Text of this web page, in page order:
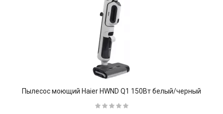
Пылесос моющий Haier HWND Q1 150Вт белый/черный